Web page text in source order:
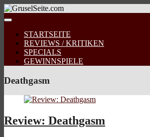
STARTSEITE
REVIEWS / KRITIKEN
SPECIALS
GEWINNSPIELE
Deathgasm
Review: Deathgasm